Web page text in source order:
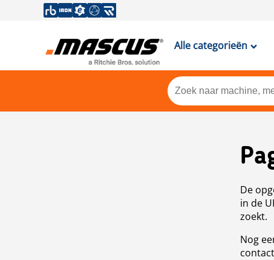
Alle categorieën
De
in de
zoekt.
Nog